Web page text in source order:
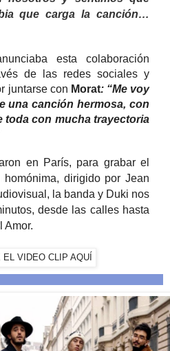
que carga la canción…
esta colaboración
de las redes sociales y
juntarse con Morat: “Me voy
una canción hermosa, con
toda con mucha trayectoria
en París, para grabar el
dirigido por Jean
la banda y Duki nos
desde las calles hasta
Amor.